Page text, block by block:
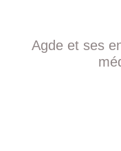
Agde et ses